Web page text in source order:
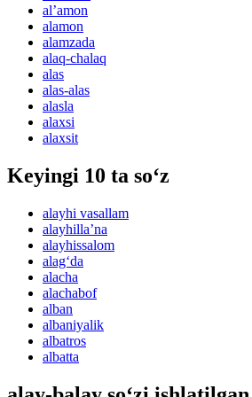
alʼamon
alamon
alamzada
alaq-chalaq
alas
alas-alas
alasla
alaxsi
alaxsit
Keyingi 10 ta so‘z
alayhi vasallam
alayhillaʼna
alayhissalom
alag‘da
alacha
alachabof
alban
albaniyalik
albatros
albatta